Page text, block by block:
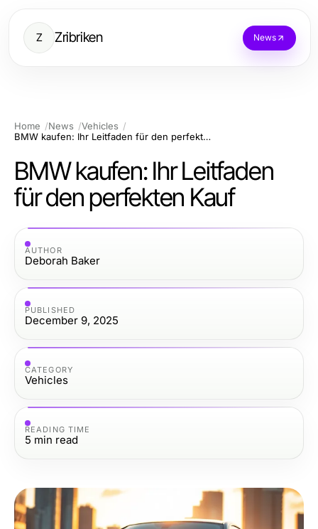
Z Zribriken News
Home News
Vehicles
BMW kaufen: Ihr Leitfaden für den perfekten Kauf
BMW kaufen: Ihr Leitfaden
für den perfekten Kauf
AUTHOR
Deborah Baker
PUBLISHED
December 9, 2025
CATEGORY
Vehicles
READING TIME
5 min read